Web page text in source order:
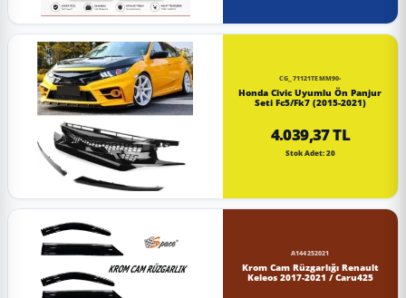
CG_71121TEMM90-
Honda Civic Uyumlu Ön Panjur
Seti Fc5/Fk7 (2015-2021)
4.039,37 TL
Stok Adet: 20
A144252021
Krom Cam Rüzgarlığı Renault
Keleos 2017-2021 / Caru425